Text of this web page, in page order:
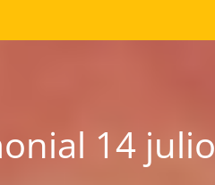
14 julio